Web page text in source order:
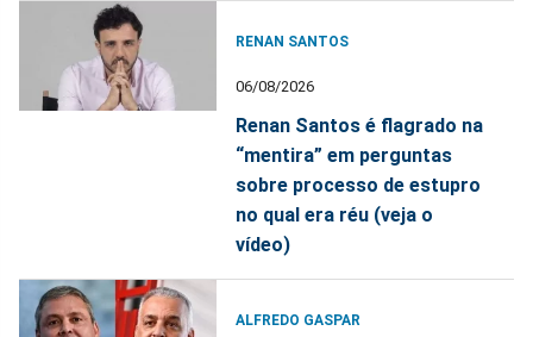
RENAN SANTOS
06/08/2026
Renan Santos é flagrado na
“mentira” em perguntas
sobre processo de estupro
no qual era réu (veja o
vídeo)
ALFREDO GASPAR